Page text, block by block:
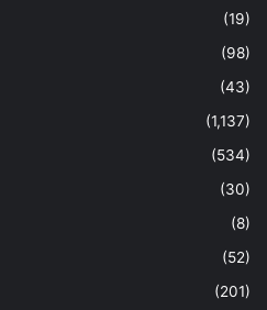
(19)
(98)
(43)
(1,137)
(534)
(30)
(8)
(52)
(201)